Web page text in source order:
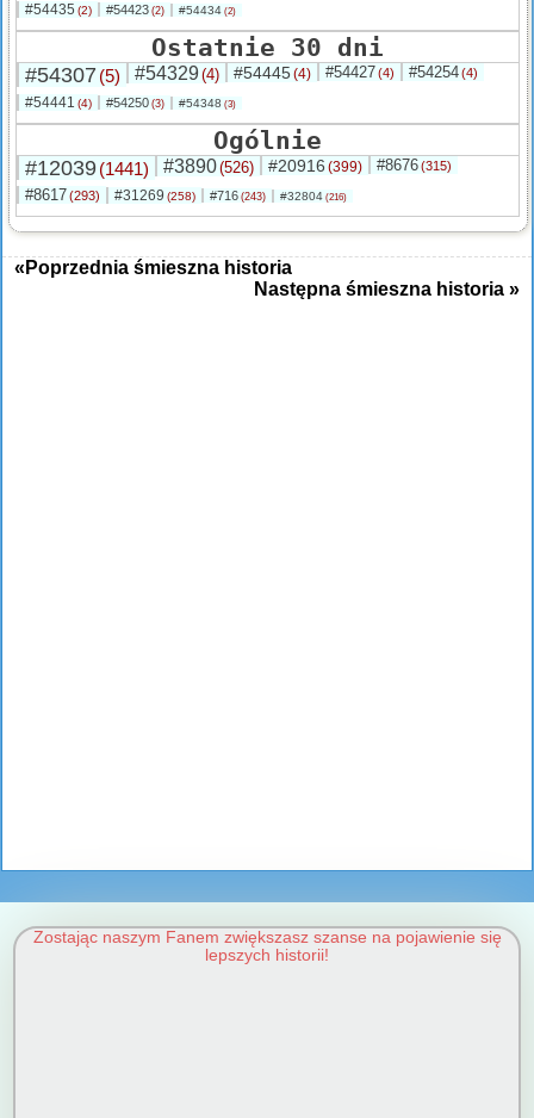
#54435 (2) #54423 (2) #54434 (2)
Ostatnie 30 dni
#54307 (5) #54329(4) #54445(4) #54427(4) #54254(4)
#54441 (4) #54250 (3) #54348 (3)
Ogólnie
#12039(1441) #3890(526) #20916 (399) #8676(315)
#8617(293) #31269 (258) #716 (243) #32804 (216)
«Poprzednia śmieszna historia
Następna śmieszna historia »
Zostając naszym Fanem zwiększasz szanse na pojawienie się
lepszych historii!